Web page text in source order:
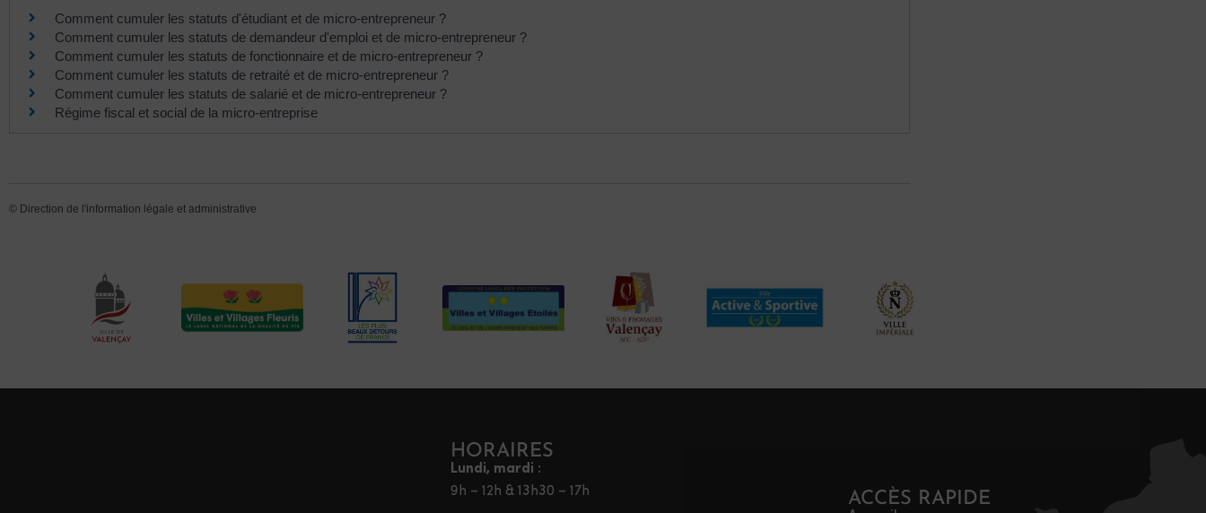
Comment cumuler les statuts d'étudiant et de micro-entrepreneur ?
Comment cumuler les statuts de demandeur d'emploi et de micro-entrepreneur ?
Comment cumuler les statuts de fonctionnaire et de micro-entrepreneur ?
Comment cumuler les statuts de retraité et de micro-entrepreneur ?
Comment cumuler les statuts de salarié et de micro-entrepreneur ?
Régime fiscal et social de la micro-entreprise
© Direction de l'information légale et administrative
HORAIRES
Lundi, mardi :
9h – 12h & 13h30 – 17h
ACCÈS RAPIDE